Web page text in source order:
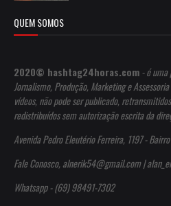
QUEM SOMOS
2020© hashtag24horas.com - é
Jornalismo, Produção, Marketing e
vídeos, não pode ser publicado,
redistribuídos sem autorização escrita da
Avenida Pedro Eleutério Ferreira, 1197 -
Fale Conosco, alnerik54@gmail.com |
Whatsapp - (69) 98491-7302